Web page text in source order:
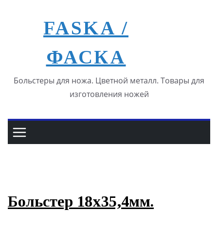
содержимомуFASKA /
ФАСКА
Больстеры для ножа. Цветной металл. Товары для
изготовления ножей
Больстер 18х35,4мм.